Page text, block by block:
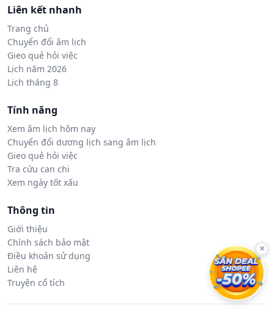
Liên kết nhanh
Trang chủ
Chuyển đổi âm lịch
Gieo quẻ hỏi việc
Lịch năm 2026
Lịch tháng 8
Tính năng
Xem âm lịch hôm nay
Chuyển đổi dương lịch sang âm lịch
Gieo quẻ hỏi việc
Tra cứu can chi
Xem ngày tốt xấu
Thông tin
Giới thiệu
Chính sách bảo mật
Điều khoản sử dụng
Liên hệ
Truyện cổ tích
×